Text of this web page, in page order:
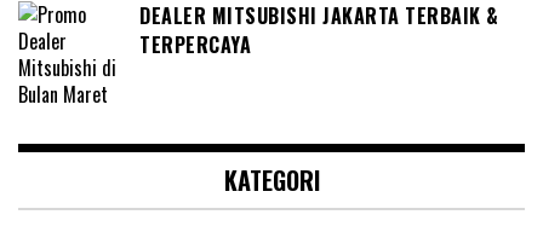
DEALER MITSUBISHI JAKARTA TERBAIK &
TERPERCAYA
KATEGORI